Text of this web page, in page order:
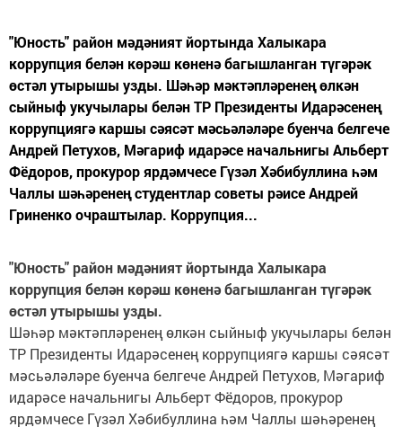
"Юность" район мәдәният йортында Халыкара
коррупция белән көрәш көненә багышланган түгәрәк
өстәл утырышы узды. Шәһәр мәктәпләренең өлкән
сыйныф укучылары белән ТР Президенты Идарәсенең
коррупциягә каршы сәясәт мәсьәләләре буенча белгече
Андрей Петухов, Мәгариф идарәсе начальнигы Альберт
Фёдоров, прокурор ярдәмчесе Гүзәл Хәбибуллина һәм
Чаллы шәһәренең студентлар советы рәисе Андрей
Гриненко очраштылар. Коррупция...
"Юность" район мәдәният йортында Халыкара
коррупция белән көрәш көненә багышланган түгәрәк
өстәл утырышы узды.
Шәһәр мәктәпләренең өлкән сыйныф укучылары белән
ТР Президенты Идарәсенең коррупциягә каршы сәясәт
мәсьәләләре буенча белгече Андрей Петухов, Мәгариф
идарәсе начальнигы Альберт Фёдоров, прокурор
ярдәмчесе Гүзәл Хәбибуллина һәм Чаллы шәһәренең